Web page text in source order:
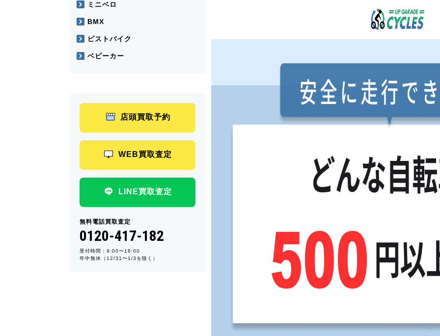
ミニベロ
BMX
ピストバイク
ベビーカー
店頭買取予約
WEB買取査定
LINE買取査定
無料電話買取査定
0120-417-182
受付時間：9:00〜18:00
年中無休（12/31〜1/3を除く）